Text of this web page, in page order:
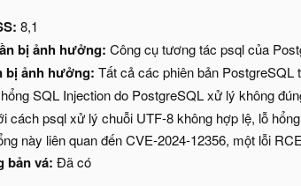
8,1
bị ảnh hưởng: Công cụ tương tác psql của
bị ảnh hưởng: Tất cả các phiên bản PostgreSQL
SQL Injection do PostgreSQL xử lý không
cách psql xử lý chuỗi UTF-8 không hợp lệ, lỗ
này liên quan đến CVE-2024-12356, một lỗi
bản vá: Đã có